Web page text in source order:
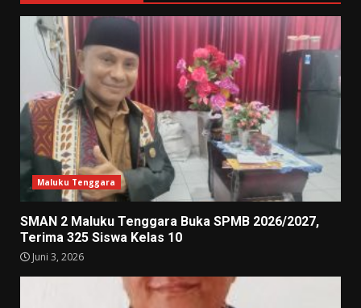
Maluku Tenggara
SMAN 2 Maluku Tenggara Buka SPMB 2026/2027,
Terima 325 Siswa Kelas 10
Juni 3, 2026